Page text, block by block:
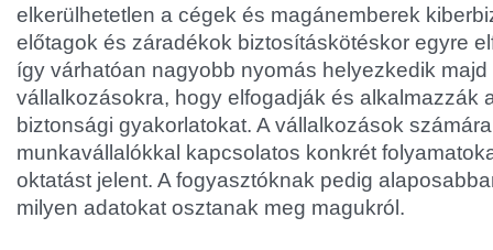
elkerülhetetlen a cégek és magánemberek
előtagok és záradékok biztosításkötéskor egyre
így várhatóan nagyobb nyomás helyezkedik
vállalkozásokra, hogy elfogadják és alkalmazzák
biztonsági gyakorlatokat. A vállalkozások
munkavállalókkal kapcsolatos konkrét
oktatást jelent. A fogyasztóknak pedig
milyen adatokat osztanak meg magukról.